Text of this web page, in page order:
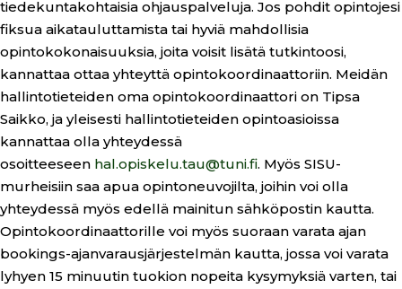
tiedekuntakohtaisia ohjauspalveluja. Jos pohdit opintojesi
fiksua aikatauluttamista tai hyviä mahdollisia
opintokokonaisuuksia, joita voisit lisätä tutkintoosi,
kannattaa ottaa yhteyttä opintokoordinaattoriin. Meidän
hallintotieteiden oma opintokoordinaattori on Tipsa
Saikko, ja yleisesti hallintotieteiden opintoasioissa
kannattaa olla yhteydessä
osoitteeseen hal.opiskelu.tau@tuni.fi. Myös SISU-
murheisiin saa apua opintoneuvojilta, joihin voi olla
yhteydessä myös edellä mainitun sähköpostin kautta.
Opintokoordinaattorille voi myös suoraan varata ajan
bookings-ajanvarausjärjestelmän kautta, jossa voi varata
lyhyen 15 minuutin tuokion nopeita kysymyksiä varten, tai